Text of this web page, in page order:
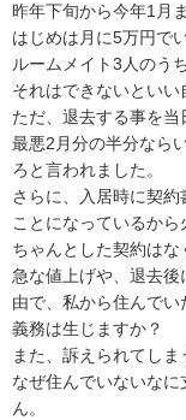
昨年下旬から今年1月
はじめは月に5万円で
ルームメイト3人のう
それはできないといい
ただ、退去する事を当
最悪2月分の半分なら
ろと言われました。
さらに、入居時に契
ことになっているか
ちゃんとした契約はな
急な値上げや、退去
由で、私から住んで
義務は生じますか？
また、訴えられてし
なぜ住んでいないな
ん。